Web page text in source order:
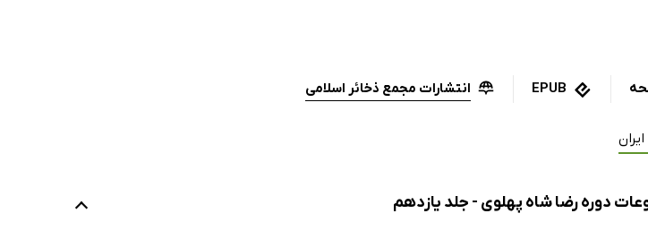
EPUB انتشارات مجمع ذخائر اسلامی
دوره رضا شاه پهلوی - جلد یازدهم